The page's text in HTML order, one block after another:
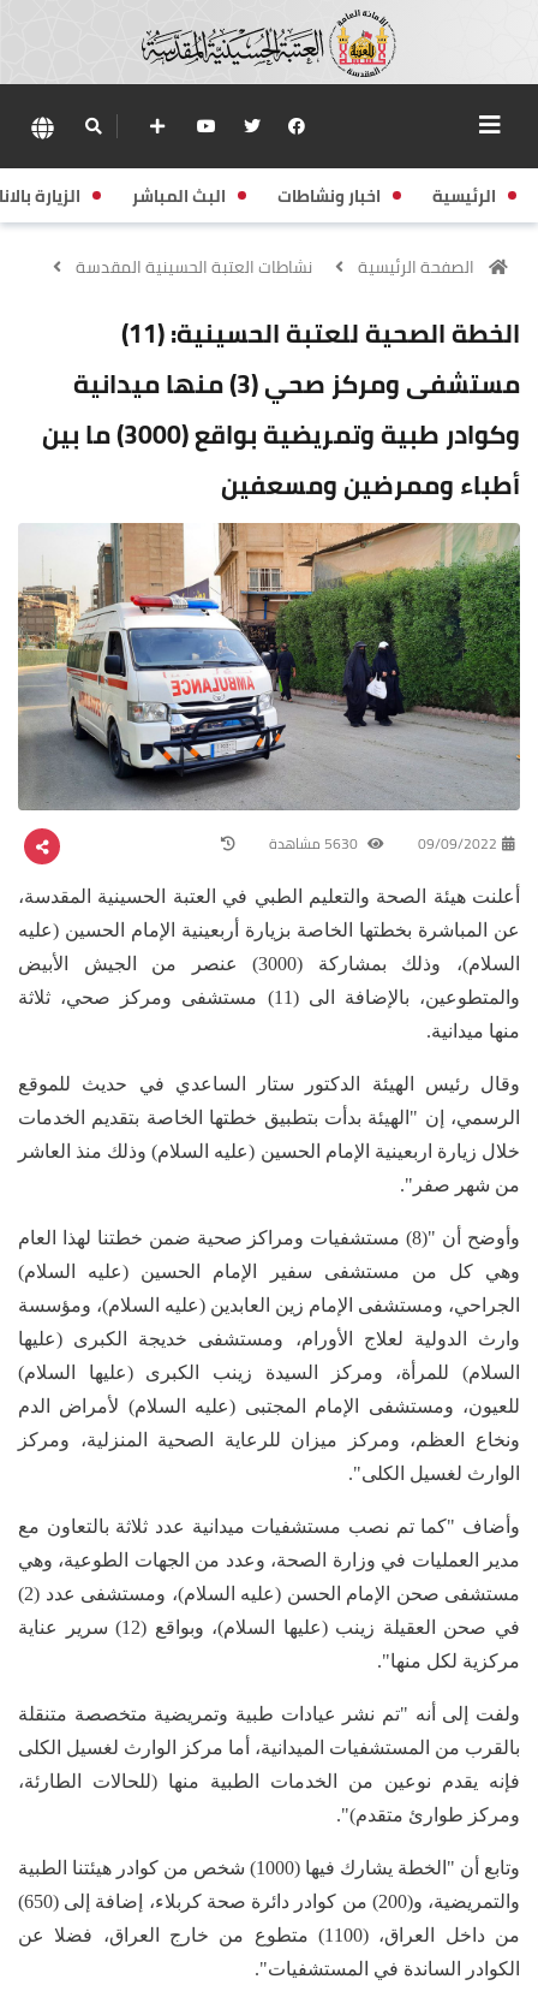
الرئيسية اخبار ونشاطات البث المباشر الزيارة
الصفحة الرئيسية نشاطات العتبة الحسينية المقدسة
الخطة الصحية للعتبة الحسينية: (11)
مستشفى ومركز صحي (3) منها ميدانية
وكوادر طبية وتمريضية بواقع (3000) ما بين
أطباء وممرضين ومسعفين
09/09/2022
أعلنت هيئة الصحة والتعليم الطبي في العتبة الحسينية المقدسة،
عن المباشرة بخطتها الخاصة بزيارة أربعينية الإمام الحسين (عليه
السلام)، وذلك بمشاركة (3000) عنصر من الجيش الأبيض
والمتطوعين، بالإضافة الى (11) مستشفى ومركز صحي، ثلاثة
منها ميدانية.
وقال رئيس الهيئة الدكتور ستار الساعدي في حديث للموقع
الرسمي، إن "الهيئة بدأت بتطبيق خطتها الخاصة بتقديم الخدمات
خلال زيارة اربعينية الإمام الحسين (عليه السلام) وذلك منذ العاشر
من شهر صفر".
وأوضح أن "(8) مستشفيات ومراكز صحية ضمن خطتنا لهذا العام
وهي كل من مستشفى سفير الإمام الحسين (عليه السلام)
الجراحي، ومستشفى الإمام زين العابدين (عليه السلام)، ومؤسسة
وارث الدولية لعلاج الأورام، ومستشفى خديجة الكبرى (عليها
السلام) للمرأة، ومركز السيدة زينب الكبرى (عليها السلام)
للعيون، ومستشفى الإمام المجتبى (عليه السلام) لأمراض الدم
ونخاع العظم، ومركز ميزان للرعاية الصحية المنزلية، ومركز
الوارث لغسيل الكلى".
وأضاف "كما تم نصب مستشفيات ميدانية عدد ثلاثة بالتعاون مع
مدير العمليات في وزارة الصحة، وعدد من الجهات الطوعية، وهي
مستشفى صحن الإمام الحسن (عليه السلام)، ومستشفى عدد (2)
في صحن العقيلة زينب (عليها السلام)، وبواقع (12) سرير عناية
مركزية لكل منها".
ولفت إلى أنه "تم نشر عيادات طبية وتمريضية متخصصة متنقلة
بالقرب من المستشفيات الميدانية، أما مركز الوارث لغسيل الكلى
فإنه يقدم نوعين من الخدمات الطبية منها (للحالات الطارئة،
ومركز طوارئ متقدم)".
وتابع أن "الخطة يشارك فيها (1000) شخص من كوادر هيئتنا الطبية
والتمريضية، و(200) من كوادر دائرة صحة كربلاء، إضافة إلى (650)
من داخل العراق، (1100) متطوع من خارج العراق، فضلا عن
الكوادر الساندة في المستشفيات".